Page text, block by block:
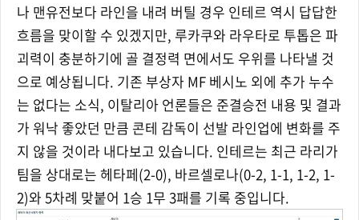
나 맨유전보다 라인을 내려 버틸 경우 인테르 역시 답답한
흐름을 맞이할 수 있겠지만, 루카쿠와 라우타로 투톱은 파
괴력이 충분하기에 골 결정력 면에서도 우위를 나타낼 것
으로 예상됩니다. 기존 부상자 MF 베시노 외에 추가 누수
는 없다는 소식, 이탈리아 언론들은 준결승전 내용 및 결과
가 워낙 좋았던 만큼 콘테 감독이 선발 라인업에 변화를 주
지 않을 것이라 내다보고 있습니다. 인테르는 최근 라리가
팀을 상대로는 헤타페(2-0), 바르셀로나(0-2, 1-1, 1-2, 1-
2)와 5차례 맞붙어 1승 1무 3패를 기록 중입니다.